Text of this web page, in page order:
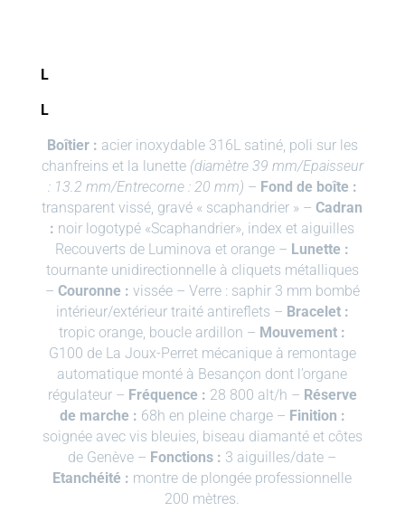
L
L
Boîtier : acier inoxydable 316L satiné, poli sur les
chanfreins et la lunette (diamètre 39 mm/Epaisseur
: 13.2 mm/Entrecorne : 20 mm) – Fond de boîte :
transparent vissé, gravé « scaphandrier » –Cadran
: noir logotypé «Scaphandrier», index et aiguilles
Recouverts de Luminova et orange – Lunette :
tournante unidirectionnelle à cliquets métalliques
– Couronne : vissée – Verre : saphir 3 mm bombé
intérieur/extérieur traité antireflets – Bracelet :
tropic orange, boucle ardillon – Mouvement :
G100 de La Joux-Perret mécanique à remontage
automatique monté à Besançon dont l’organe
régulateur – Fréquence : 28 800 alt/h – Réserve
de marche : 68h en pleine charge – Finition :
soignée avec vis bleuies, biseau diamanté et côtes
de Genève – Fonctions : 3 aiguilles/date –
Etanchéité : montre de plongée professionnelle
200 mètres.